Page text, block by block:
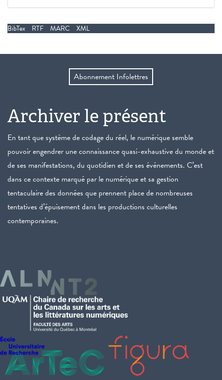
BibTex RTF MARC XML
Abonnement Infolettres
Archiver le présent
En tant que système de codage du réel, le numérique semble
pouvoir engendrer une connaissance quasi-exhaustive du monde et
de ses manifestations, du quotidien et de ses événements. C’est
dans ce contexte marqué par le numérique et sa gestion
tentaculaire des données que prennent place de nombreuses
tentatives d’épuisement dans les productions culturelles
contemporaines.